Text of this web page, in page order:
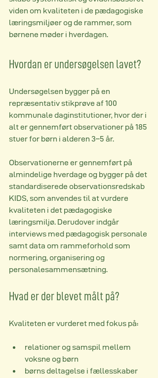
viden om kvaliteten i de pædagogiske
læringsmiljøer og de rammer, som
børnene møder i hverdagen.
Hvordan er undersøgelsen lavet?
Undersøgelsen bygger på en
repræsentativ stikprøve af 100
kommunale daginstitutioner, hvor der i
alt er gennemført observationer på 185
stuer for børn i alderen 3–5 år.
Observationerne er gennemført på
almindelige hverdage og bygger på det
standardiserede observationsredskab
KIDS, som anvendes til at vurdere
kvaliteten i det pædagogiske
læringsmiljø. Derudover indgår
interviews med pædagogisk personale
samt data om rammeforhold som
normering, organisering og
personalesammensætning.
Hvad er der blevet målt på?
Kvaliteten er vurderet med fokus på:
relationer og samspil mellem
voksne og børn
børns deltagelse i fællesskaber